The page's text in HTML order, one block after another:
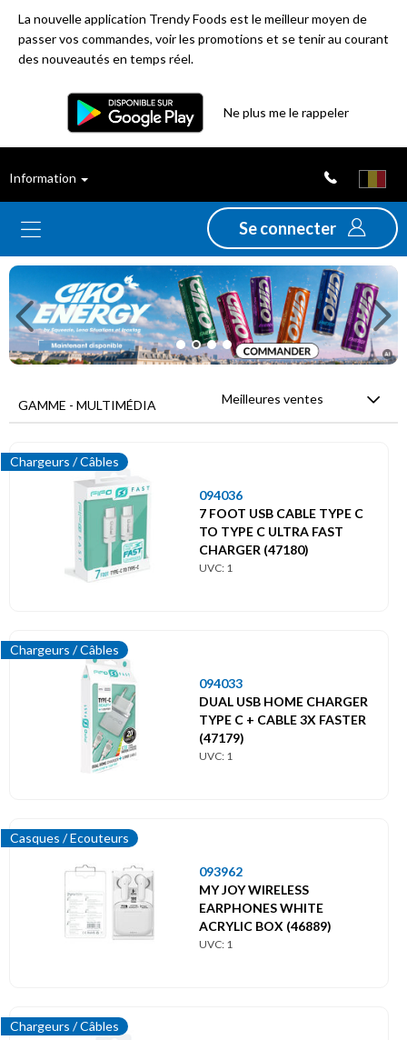
La nouvelle application Trendy Foods est le meilleur moyen de
passer vos commandes, voir les promotions et se tenir au courant
des nouveautés en temps réel.
Ne plus me le rappeler
Information
Se connecter
ventes
Nouveautés
Promotions
Déstockage
Menu
principal
Multimédia
Accessoires Audio
Cartes cadeaux
Téléphonie / Accessoires
Previous
GAMME - MULTIMÉDIA Meilleures ventes
Chargeurs / Câbles
094036
7 FOOT USB CABLE TYPE C
TO TYPE C ULTRA FAST
CHARGER (47180)
UVC: 1
Chargeurs / Câbles
094033
DUAL USB HOME CHARGER
TYPE C + CABLE 3X FASTER
(47179)
UVC: 1
Casques / Ecouteurs
093962
MY JOY WIRELESS
EARPHONES WHITE
ACRYLIC BOX (46889)
UVC: 1
Chargeurs / Câbles